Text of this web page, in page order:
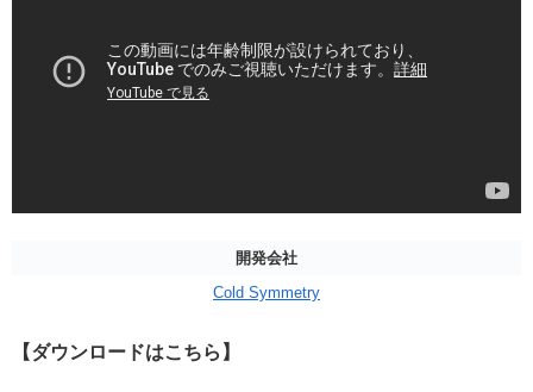
開発会社
Cold Symmetry
【ダウンロードはこちら】